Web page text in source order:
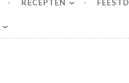
RECEPTEN